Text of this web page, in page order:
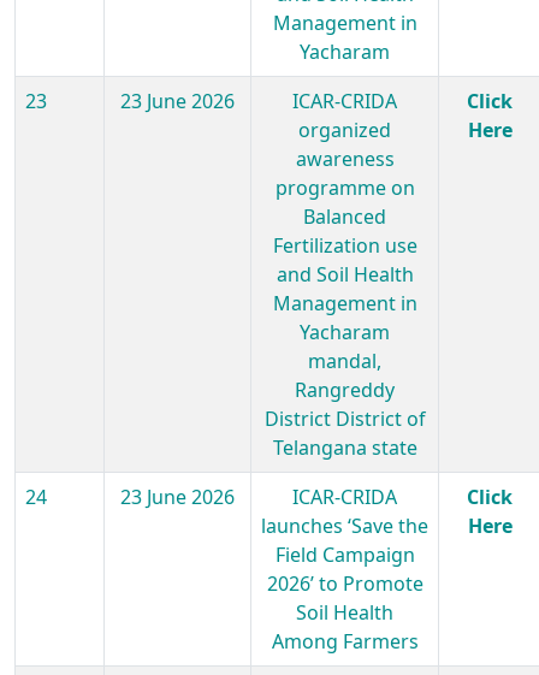
Management in
Yacharam
23
23 June 2026
ICAR-CRIDA
organized
awareness
programme on
Balanced
Fertilization use
and Soil Health
Management in
Yacharam
mandal,
Rangreddy
District District of
Telangana state
Click
Here
24 23 June 2026
ICAR-CRIDA
launches ‘Save the
Field Campaign
2026’ to Promote
Soil Health
Among Farmers
Click
Here